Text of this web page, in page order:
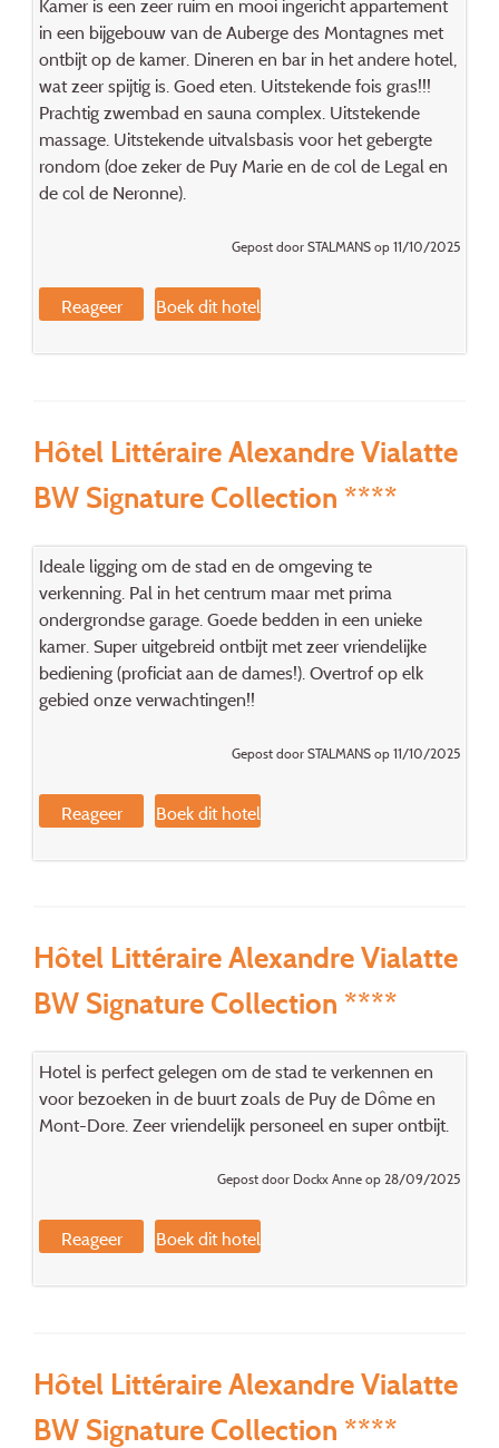
Kamer is een zeer ruim en mooi ingericht appartement
in een bijgebouw van de Auberge des Montagnes met
ontbijt op de kamer. Dineren en bar in het andere hotel,
wat zeer spijtig is. Goed eten. Uitstekende fois gras!!!
Prachtig zwembad en sauna complex. Uitstekende
massage. Uitstekende uitvalsbasis voor het gebergte
rondom (doe zeker de Puy Marie en de col de Legal en
de col de Neronne).
Gepost door STALMANS op 11/10/2025
Reageer Boek dit hotel
Hôtel Littéraire Alexandre Vialatte
BW Signature Collection ****
Ideale ligging om de stad en de omgeving te
verkenning. Pal in het centrum maar met prima
ondergrondse garage. Goede bedden in een unieke
kamer. Super uitgebreid ontbijt met zeer vriendelijke
bediening (proficiat aan de dames!). Overtrof op elk
gebied onze verwachtingen!!
Gepost door STALMANS op 11/10/2025
Reageer Boek dit hotel
Hôtel Littéraire Alexandre Vialatte
BW Signature Collection ****
Hotel is perfect gelegen om de stad te verkennen en
voor bezoeken in de buurt zoals de Puy de Dôme en
Mont-Dore. Zeer vriendelijk personeel en super ontbijt.
Gepost door Dockx Anne op 28/09/2025
Reageer Boek dit hotel
Hôtel Littéraire Alexandre Vialatte
BW Signature Collection ****